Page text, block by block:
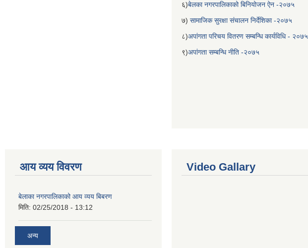
६)बेलका नगरपालिकाको बिनियोजन ऐन -२०७५
७) सामाजिक सुरक्षा संचालन निर्देशिका -२०७५
८)अपांगता परिचय वितरण सम्बन्धि कार्यविधि - २०७५
९)अपांगता सम्बन्धि नीति -२०७५
आय व्यय विवरण
बेलाका नगरपालिकाको आय व्यय बिबरण
मिति: 02/25/2018 - 13:12
अन्य
Video Gallary